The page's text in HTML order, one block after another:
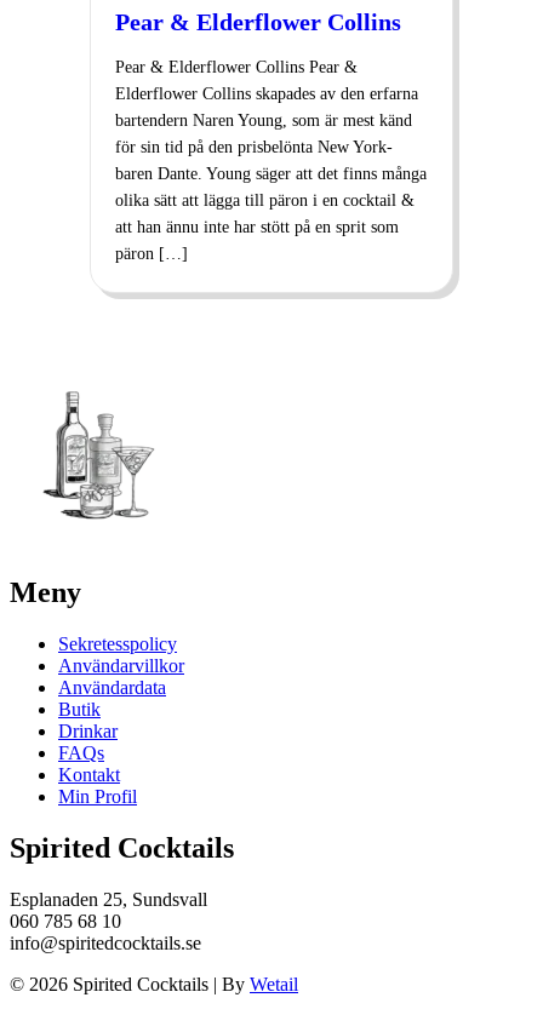
Pear & Elderflower Collins
Pear & Elderflower Collins Pear &
Elderflower Collins skapades av den erfarna
bartendern Naren Young, som är mest känd
för sin tid på den prisbelönta New York-
baren Dante. Young säger att det finns många
olika sätt att lägga till päron i en cocktail &
att han ännu inte har stött på en sprit som
päron […]
Meny
Sekretesspolicy
Användarvillkor
Användardata
Butik
Drinkar
FAQs
Kontakt
Min Profil
Spirited Cocktails
Esplanaden 25, Sundsvall
060 785 68 10
info@spiritedcocktails.se
© 2026 Spirited Cocktails | By Wetail